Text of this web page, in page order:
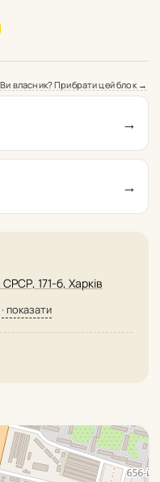
Ви власник? Прибрати цей блок →
→
→
171-б, Харків
· показати